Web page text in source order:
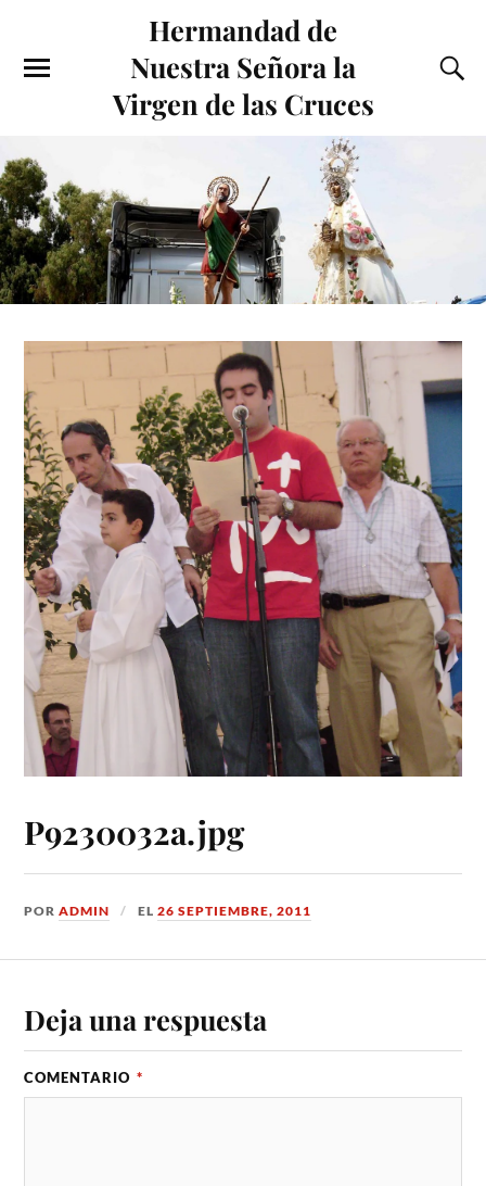
Hermandad de
Nuestra Señora la
Virgen de las Cruces
P9230032a.jpg
PORADMIN EL26 SEPTIEMBRE, 2011
Deja una respuesta
COMENTARIO *